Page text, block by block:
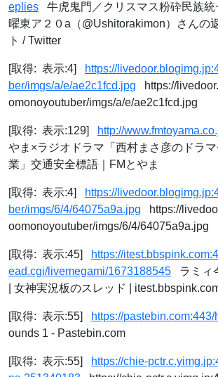
eplies 牛虎鬼門／クリスマス粉砕民族統
曜東ア２０a（@Ushitorakimon）さんの
ト / Twitter
[取得: 表示:4]
https://
ber/imgs/a/e/ae2c1fcd.jpg https://
omonoyoutuber/imgs/a/e/ae2c1fcd.jpg
[取得: 表示:129] http://
やま×ラジオドラマ「西村まさ彦のドラ
業」交通安全標語｜FMとやま
[取得: 表示:4]
https://
ber/imgs/6/4/64075a9a.jpg https://
oomonoyoutuber/imgs/6/4/64075a9a.jpg
[取得: 表示:45]
https://
ead.cgi/livemegami/1673188545 ラミィ
| 女神実況板のスレッド |
[取得: 表示:55] https://
ounds 1 - Pastebin.com
[取得: 表示:55]
https://chie-